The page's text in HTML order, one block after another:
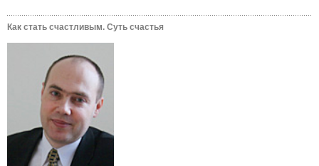
Как стать счастливым. Суть счастья